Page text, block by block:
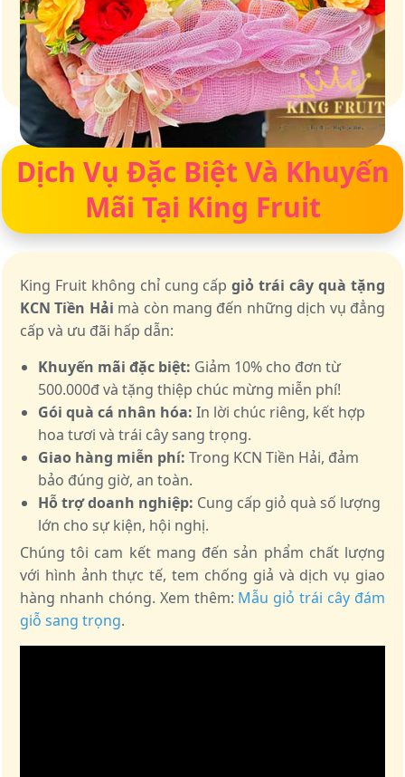
Giữ trọn vị ngọt của thiên nhiên
Dịch Vụ Đặc Biệt Và Khuyến
Mãi Tại King Fruit
King Fruit không chỉ cung cấpgiỏ trái cây quà tặng
KCN Tiền Hải mà còn mang đến những dịch vụ đẳng
cấp và ưu đãi hấp dẫn:
Khuyến mãi đặc biệt: Giảm 10% cho đơn từ
500.000đ và tặng thiệp chúc mừng miễn phí!
Gói quà cá nhân hóa: In lời chúc riêng, kết hợp
hoa tươi và trái cây sang trọng.
Giao hàng miễn phí: Trong KCN Tiền Hải, đảm
bảo đúng giờ, an toàn.
Hỗ trợ doanh nghiệp: Cung cấp giỏ quà số lượng
lớn cho sự kiện, hội nghị.
Chúng tôi cam kết mang đến sản phẩm chất lượng
với hình ảnh thực tế, tem chống giả và dịch vụ giao
hàng nhanh chóng. Xem thêm: Mẫu giỏ trái cây đám
giỗ sang trọng.